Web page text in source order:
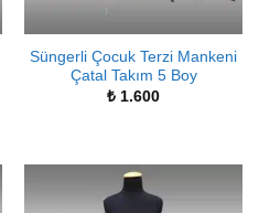
Süngerli Çocuk Terzi Mankeni
Çatal Takım 5 Boy
₺ 1.600